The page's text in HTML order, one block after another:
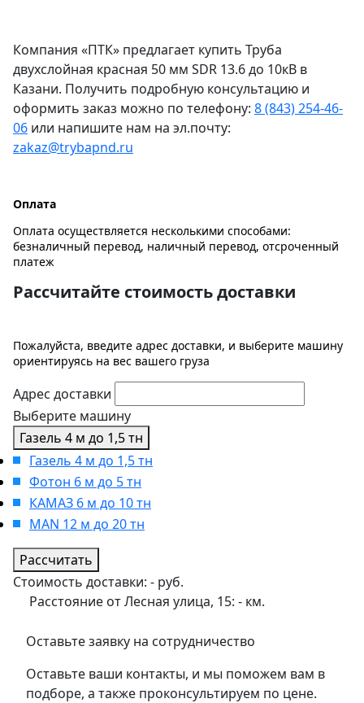
Компания «ПТК» предлагает купить Труба
двухслойная красная 50 мм SDR 13.6 до 10кВ в
Казани. Получить подробную консультацию и
оформить заказ можно по телефону: 8 (843) 254-46-
06 или напишите нам на эл.почту:
zakaz@trybapnd.ru
Оплата
Оплата осуществляется несколькими способами:
безналичный перевод, наличный перевод, отсроченный
платеж
Рассчитайте стоимость доставки
Пожалуйста, введите адрес доставки, и выберите машину
ориентируясь на вес вашего груза
Адрес доставки
Выберите машину
Газель 4 м до 1,5 тн
Газель 4 м до 1,5 тн
Фотон 6 м до 5 тн
КАМАЗ 6 м до 10 тн
MAN 12 м до 20 тн
Рассчитать
Стоимость доставки: - руб.
Расстояние от Лесная улица, 15: - км.
Оставьте заявку на сотрудничество
Оставьте ваши контакты, и мы поможем вам в
подборе, а также проконсультируем по цене.